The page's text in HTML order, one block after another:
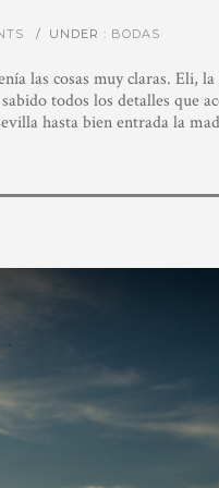
/ UNDER : BODAS
las cosas muy claras. Eli,
todos los detalles que
hasta bien entrada la